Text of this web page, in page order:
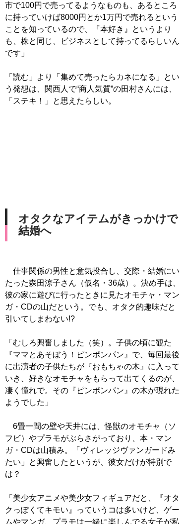
市で100円で売ってるようなものも、あるところ
に持っていけば8000円とか1万円で売れるという
ことを知っているので、『本好き』というより
も、株と同じ、ビジネスとして持ってるらしいん
です」
「読む」より「集めて売ったらカネになる」とい
う発想は、関西人で“商人気質”の田村さんには、
「ステキ！」と思えたらしい。
オタクなアイテムがきっかけで
結婚へ
仕事関係の男性と意気投合し、交際・結婚にい
たった森田涼子さん（仮名・36歳）。決め手は、
彼の家に遊びに行ったときに見たオモチャ・マン
ガ・CDの山だという。でも、オタク的趣味だと
引いてしまわない!?
「むしろ興奮しました（笑）。子供の頃に観た
『ママとあそぼう！ピンポンパン』で、毎回最後
に出演者の子供たちが『おもちゃの木』に入って
いき、好きなオモチャをもらって出てくるのが、
凄く憧れで。その『ピンポンパン』の木が現れた
ようでした」
6畳一間の壁や天井には、怪獣のオモチャ（ソ
フビ）やプラモがぶらさがっており、本・マン
ガ・CDは山積み。「ヴィレッジヴァンガードみ
たい」と興奮したというが、彼女だけが特別で
は？
「美少女アニメや美少女フィギュアだと、『オタ
クっぽくてキモい』っていうコは多いけど、ゲー
ムやマンガ、プラモは一緒に楽しんでる女子が私